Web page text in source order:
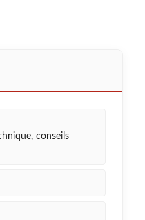
conseils